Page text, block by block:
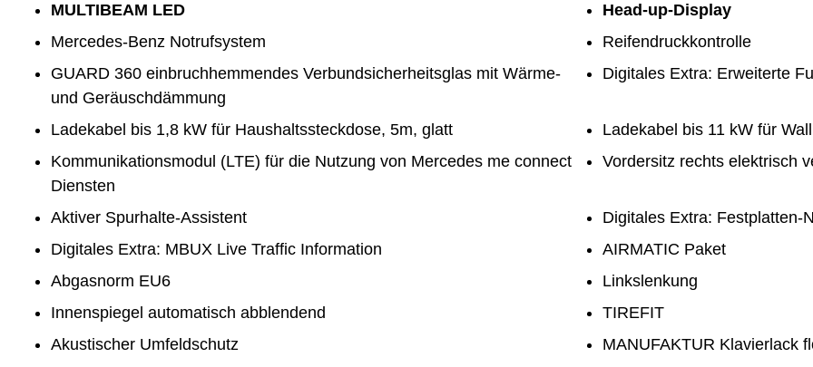
MULTIBEAM LED
Head-up-Display
Mercedes-Benz Notrufsystem
Reifendruckkontrolle
GUARD 360 einbruchhemmendes Verbundsicherheitsglas mit Wärme-
und Geräuschdämmung
Digitales Extra: Erweiterte
Ladekabel bis 1,8 kW für Haushaltssteckdose, 5m, glatt
Ladekabel bis 11 kW für
Kommunikationsmodul (LTE) für die Nutzung von Mercedes me connect
Diensten
Vordersitz rechts elektrisch
Aktiver Spurhalte-Assistent
Digitales Extra: Festplatten-
Digitales Extra: MBUX Live Traffic Information
AIRMATIC Paket
Abgasnorm EU6
Linkslenkung
Innenspiegel automatisch abblendend
TIREFIT
Akustischer Umfeldschutz
MANUFAKTUR Klavierlack